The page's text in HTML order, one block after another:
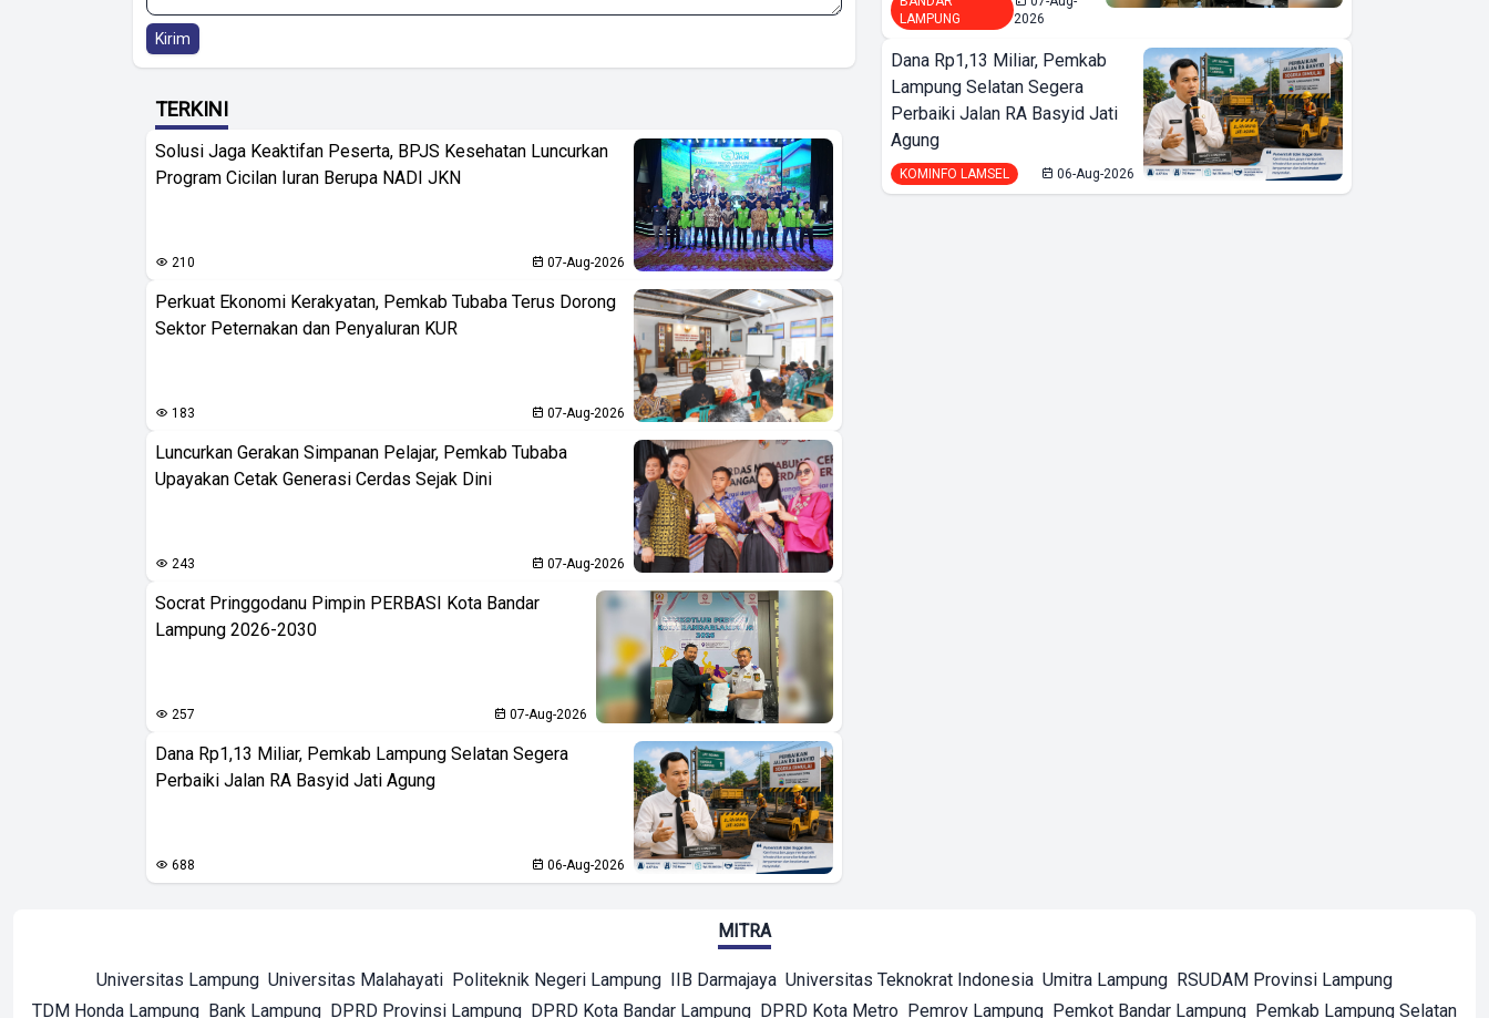
Kirim
TERKINI
Solusi Jaga Keaktifan Peserta, BPJS Kesehatan Luncurkan
Program Cicilan Iuran Berupa NADI JKN
210 07-Aug-2026
Perkuat Ekonomi Kerakyatan, Pemkab Tubaba Terus Dorong
Sektor Peternakan dan Penyaluran KUR
183 07-Aug-2026
Luncurkan Gerakan Simpanan Pelajar, Pemkab Tubaba
Upayakan Cetak Generasi Cerdas Sejak Dini
243 07-Aug-2026
Socrat Pringgodanu Pimpin PERBASI Kota Bandar
Lampung 2026-2030
257 07-Aug-2026
Dana Rp1,13 Miliar, Pemkab Lampung Selatan Segera
Perbaiki Jalan RA Basyid Jati Agung
688 06-Aug-2026
LAMPUNG
2026
Dana Rp1,13 Miliar, Pemkab
Lampung Selatan Segera
Perbaiki Jalan RA Basyid Jati
Agung
KOMINFO LAMSEL 06-Aug-2026
MITRA
Universitas Lampung Universitas Malahayati Politeknik Negeri Lampung IIB Darmajaya Universitas Teknokrat Indonesia Umitra Lampung RSUDAM Provinsi Lampung
TDM Honda Lampung Bank Lampung DPRD Provinsi Lampung DPRD Kota Bandar Lampung DPRD Kota Metro Pemrov Lampung Pemkot Bandar Lampung Pemkab Lampung Selatan